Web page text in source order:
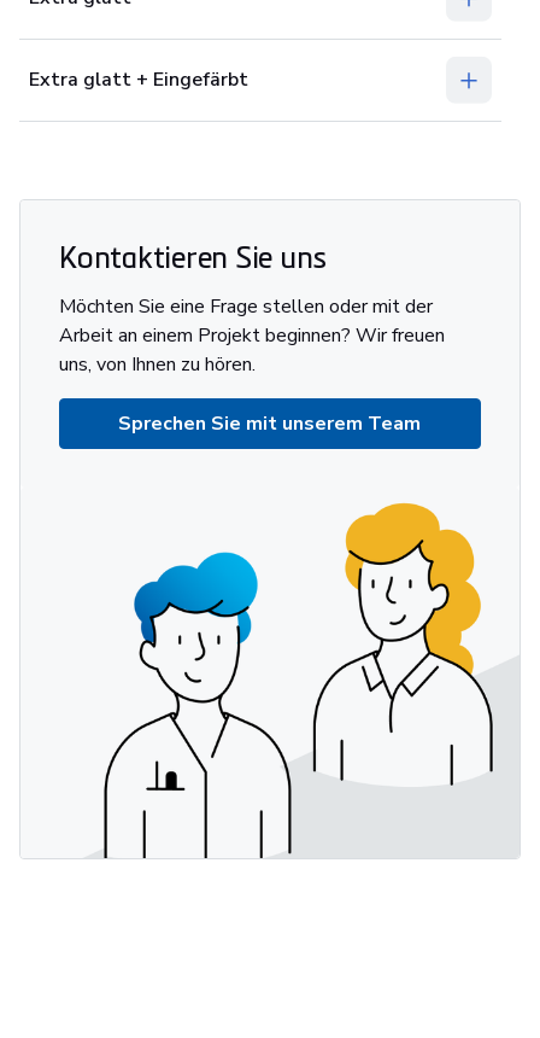
Extra glatt + Eingefärbt
Kontaktieren Sie uns
Möchten Sie eine Frage stellen oder mit der
Arbeit an einem Projekt beginnen? Wir freuen
uns, von Ihnen zu hören.
Sprechen Sie mit unserem Team